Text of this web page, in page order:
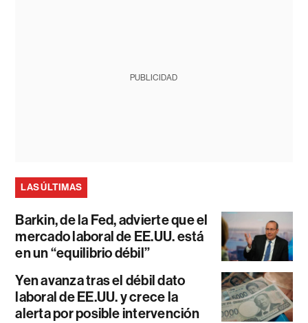
PUBLICIDAD
LAS ÚLTIMAS
Barkin, de la Fed, advierte que el
mercado laboral de EE.UU. está
en un “equilibrio débil”
Yen avanza tras el débil dato
laboral de EE.UU. y crece la
alerta por posible intervención